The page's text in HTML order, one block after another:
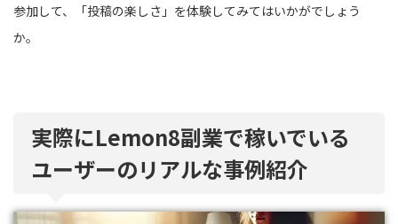
参加して、「投稿の楽しさ」を体験してみてはいかがでしょう
か。
実際にLemon8副業で稼いでいる
ユーザーのリアルな事例紹介